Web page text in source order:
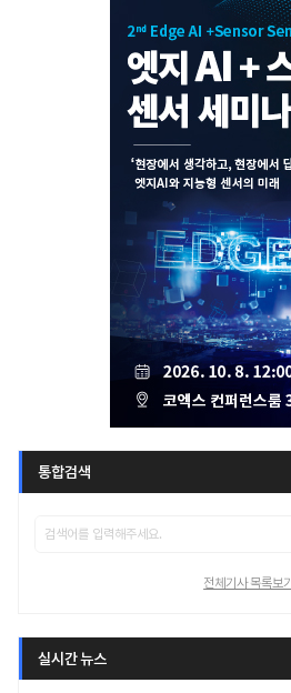
통합검색
전체기사 목록보기
실시간 뉴스